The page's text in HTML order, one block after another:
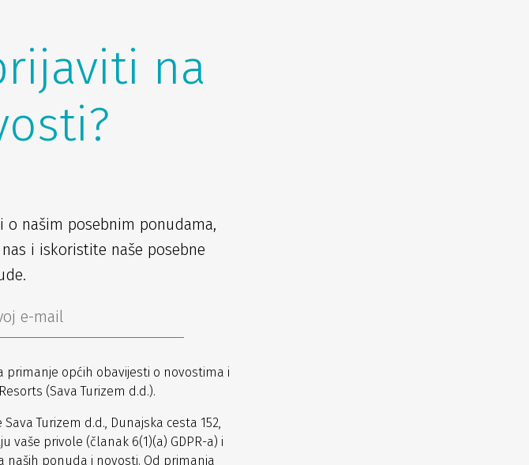
na
o našim posebnim ponudama,
i iskoristite naše posebne
općih obavijesti o novostima i
(Sava Turizem d.d.).
Turizem d.d., Dunajska cesta 152,
vaše privole (članak 6(1)(a) GDPR-a) i
naših ponuda i novosti. Od primanja